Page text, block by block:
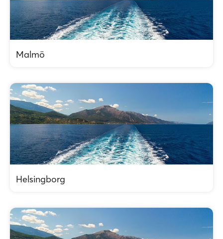
Malmö
Helsingborg